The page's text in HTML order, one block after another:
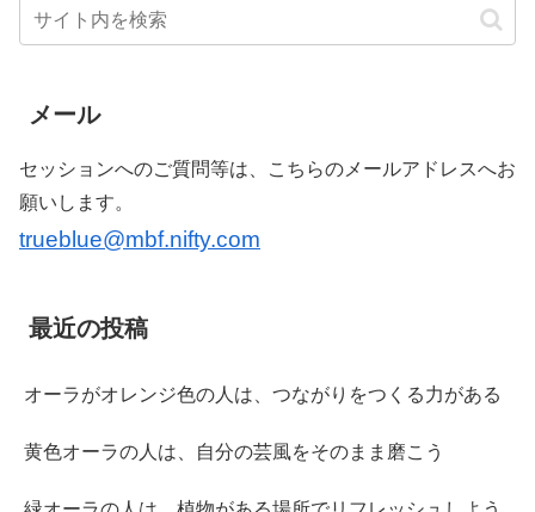
メール
セッションへのご質問等は、こちらのメールアドレスへお
願いします。
trueblue@mbf.nifty.com
最近の投稿
オーラがオレンジ色の人は、つながりをつくる力がある
黄色オーラの人は、自分の芸風をそのまま磨こう